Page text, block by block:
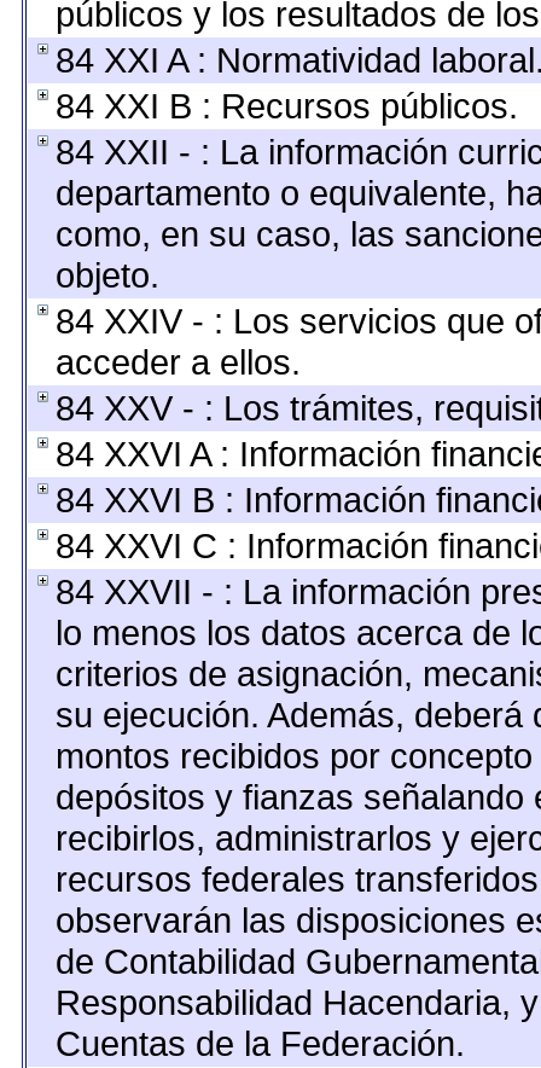
públicos y los resultados de
84 XXI A : Normatividad
84 XXI B : Recursos públicos.
84 XXII - : La información
departamento o equivalente,
como, en su caso, las
objeto.
84 XXIV - : Los servicios que
acceder a ellos.
84 XXV - : Los trámites,
84 XXVI A : Información
84 XXVI B : Información
84 XXVI C : Información
84 XXVII - : La información
lo menos los datos acerca de
criterios de asignación,
su ejecución. Además,
montos recibidos por
depósitos y fianzas
recibirlos, administrarlos y
recursos federales
observarán las disposiciones
de Contabilidad
Responsabilidad Hacendaria,
Cuentas de la Federación.